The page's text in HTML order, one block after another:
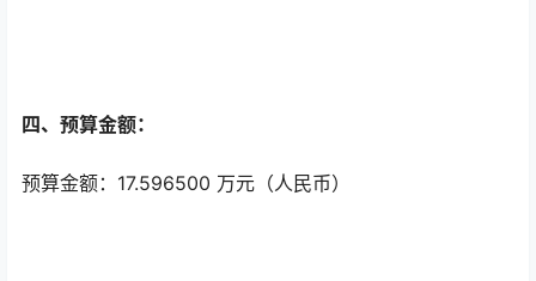
四、预算金额：
预算金额：17.596500 万元（人民币）